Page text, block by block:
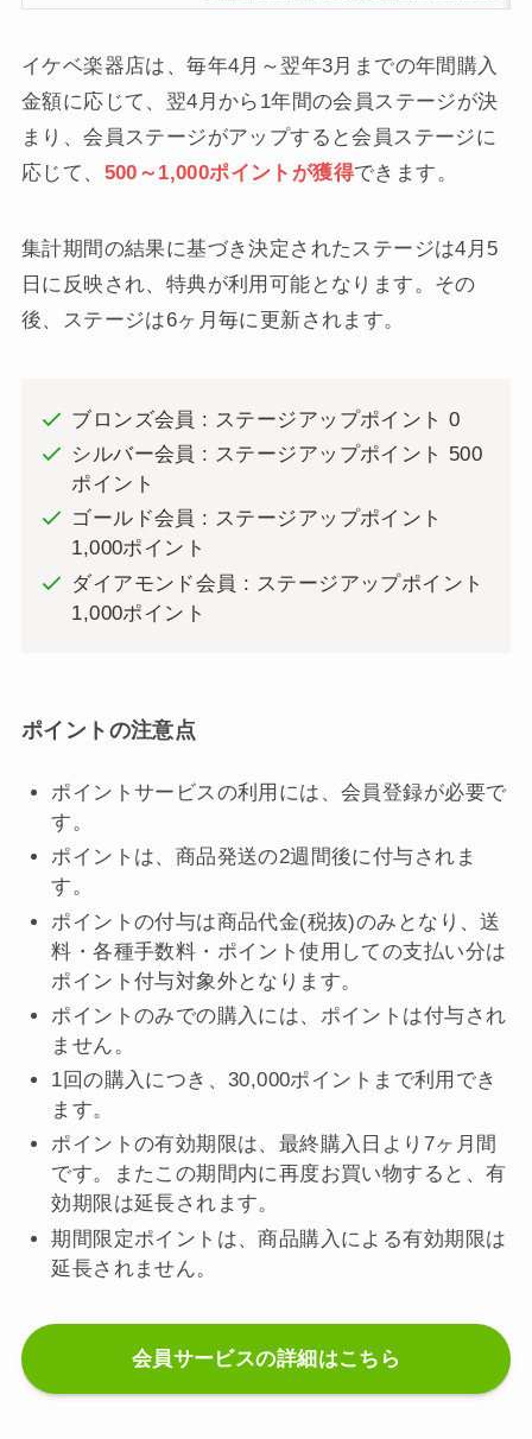
イケベ楽器店は、毎年4月～翌年3月までの年間購入
金額に応じて、翌4月から1年間の会員ステージが決
まり、会員ステージがアップすると会員ステージに
応じて、 500～1,000ポイントが獲得できます。
集計期間の結果に基づき決定されたステージは4月5
日に反映され、特典が利用可能となります。その
後、ステージは6ヶ月毎に更新されます。
ブロンズ会員 : ステージアップポイント 0
シルバー会員 : ステージアップポイント 500
ポイント
ゴールド会員 : ステージアップポイント
1,000ポイント
ダイアモンド会員 : ステージアップポイント
1,000ポイント
ポイントの注意点
ポイントサービスの利用には、会員登録が必要で
す。
ポイントは、商品発送の2週間後に付与されま
す。
ポイントの付与は商品代金(税抜)のみとなり、送
料・各種手数料・ポイント使用しての支払い分は
ポイント付与対象外となります。
ポイントのみでの購入には、ポイントは付与され
ません。
1回の購入につき、30,000ポイントまで利用でき
ます。
ポイントの有効期限は、最終購入日より7ヶ月間
です。またこの期間内に再度お買い物すると、有
効期限は延長されます。
期間限定ポイントは、商品購入による有効期限は
延長されません。
会員サービスの詳細はこちら